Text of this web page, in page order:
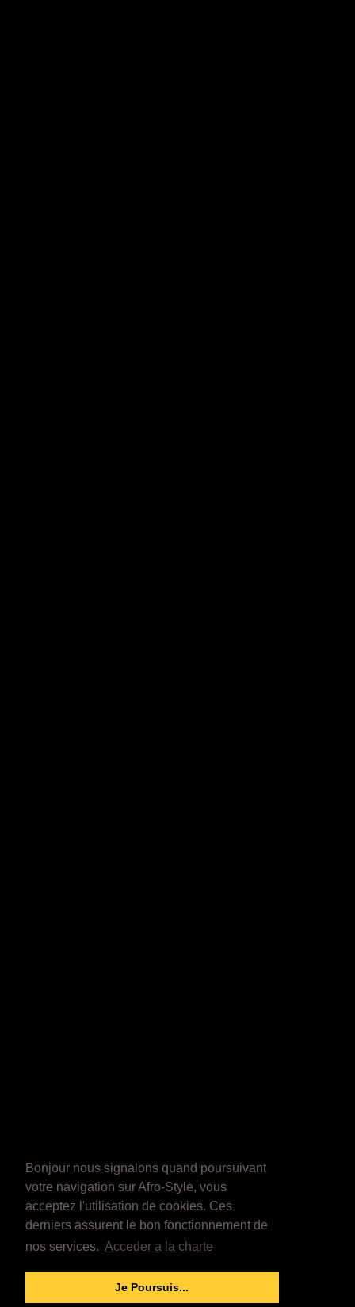
Bonjour nous signalons quand poursuivant
votre navigation sur Afro-Style, vous
acceptez l'utilisation de cookies. Ces
derniers assurent le bon fonctionnement de
nos services. Acceder a la charte
Je Poursuis...